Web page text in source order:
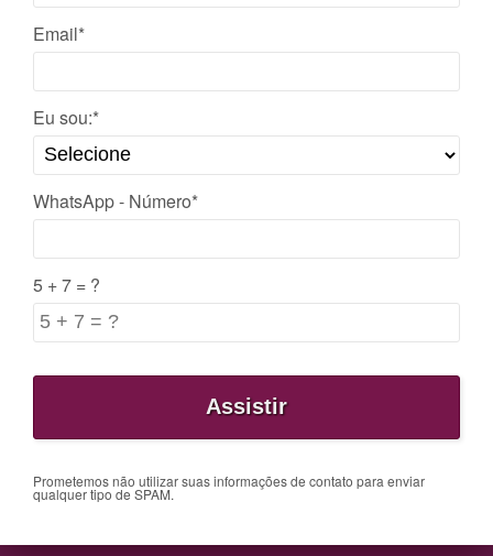
Email*
Eu sou:*
WhatsApp - Número*
5 + 7 = ?
Prometemos não utilizar suas informações de contato para enviar
qualquer tipo de SPAM.